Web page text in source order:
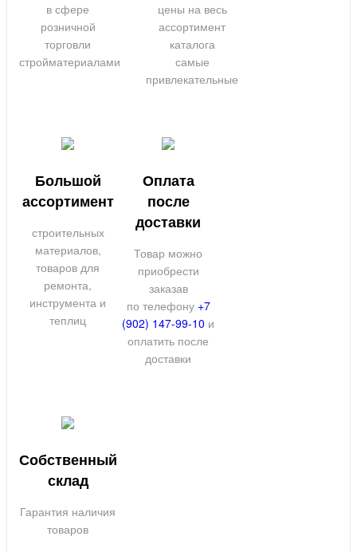
в сфере
розничной
торговли
стройматериалами
цены на весь
ассортимент
каталога
самые
привлекательные
Большой
ассортимент
строительных
материалов,
товаров для
ремонта,
инструмента и
теплиц
Оплата
после
доставки
Товар можно
приобрести
заказав
по телефону +7
(902) 147-99-10 и
оплатить после
доставки
Собственный
склад
Гарантия наличия
товаров